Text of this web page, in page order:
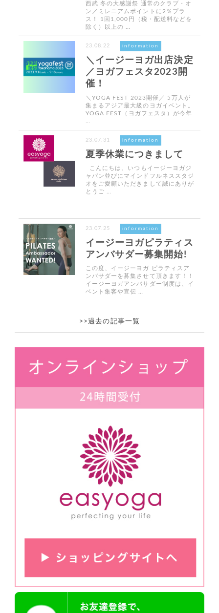
西武 冬の大感謝祭 通常のクラブ・オ
ン／ミレニアムポイントに2％プラ
ス！ 1回1,000円（税・配送料などを
除く）以上の …
23.08.22 information
＼イージーヨガ出店決定
／ヨガフェスタ2023開
催！
＼YOGA FEST 2023開催／ 5万人が
集まるアジア最大級のヨガイベント。
YOGA FEST（ヨガフェスタ）が今年
23.07.31 information
夏季休業につきまして
こんにちは。いつもイージーヨガジ
ャパン並びにマインドフルネススタジ
オをご愛顧いただきまして誠にありが
とうご …
23.07.25 information
イージーヨガピラティス
アンバサダー募集開始!
この度、イージーヨガ ピラティスア
ンバサダーを募集させて頂きます！！
イージーヨガアンバサダー制度は、イ
ベント集客や宣伝 …
>>過去の記事一覧